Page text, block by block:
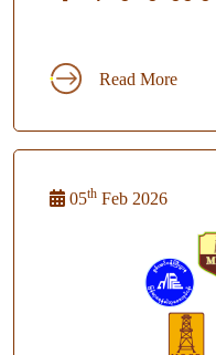
Read More
05th Feb 2026